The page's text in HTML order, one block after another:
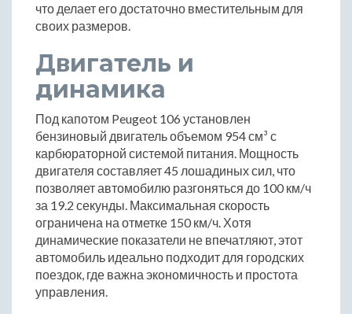
что делает его достаточно вместительным для
своих размеров.
Двигатель и
динамика
Под капотом Peugeot 106 установлен
бензиновый двигатель объемом 954 см³ с
карбюраторной системой питания. Мощность
двигателя составляет 45 лошадиных сил, что
позволяет автомобилю разгоняться до 100 км/ч
за 19.2 секунды. Максимальная скорость
ограничена на отметке 150 км/ч. Хотя
динамические показатели не впечатляют, этот
автомобиль идеально подходит для городских
поездок, где важна экономичность и простота
управления.